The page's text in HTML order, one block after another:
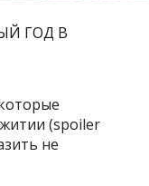
ГОД В
(spoiler
не